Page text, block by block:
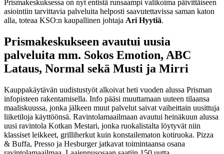
Prismakeskuksessa on nyt entistä runsaampi valikoima päivittäiseen
asiointiin tarvittavia palveluita helposti saavutettavissa saman katon
alla, toteaa KSO:n kaupallinen johtaja Ari Hyytiä.
Prismakeskukseen avautui uusia
palveluita mm. Sokos Emotion, ABC
Lataus, Normal sekä Musti ja Mirri
Kauppakäytävän uudistustyöt alkoivat heti vuoden alussa Prisman
infopisteen rakentamisella. Info pääsi muuttamaan uuteen tilaansa
maaliskuussa, jonka jälkeen muut palvelut saivat vaiheittain uusittuja
liiketiloja käyttöönsä. Ravintolamaailmaan avautui heinäkuun alussa
uusi ravintola Kotkan Mestari, jonka ruokalistalta löytyvät niin
klassiset leikkeet, grilliherkut kuin konstailematon kotiruoka. Pizza
& Buffa, Presso ja Hesburger jatkavat toimintaansa osana